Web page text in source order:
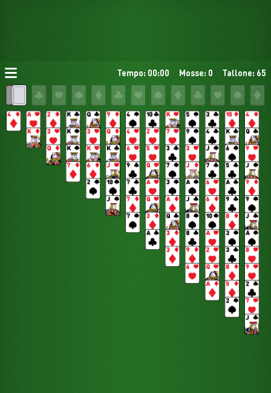
Tempo: 00:00 Mosse: 0 Tallone: 65